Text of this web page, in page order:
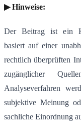
▶ Hinweise:
Der Beitrag ist ein
basiert auf einer
rechtlich überprüften
zugänglicher
Analyseverfahren
subjektive Meinung
sachliche Einordnung